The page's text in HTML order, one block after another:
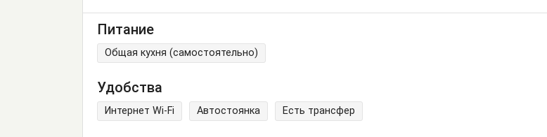
Питание
Общая кухня (самостоятельно)
Удобства
Интернет Wi-Fi Автостоянка Есть трансфер